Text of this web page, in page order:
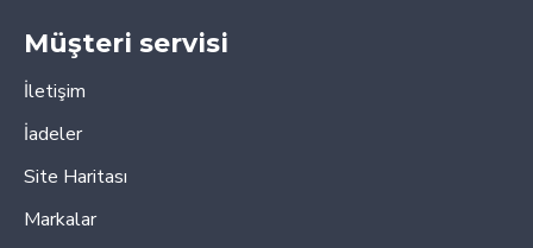
Müşteri servisi
İletişim
İadeler
Site Haritası
Markalar